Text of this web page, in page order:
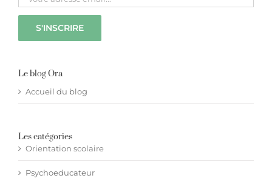
Hypnothérapie à distance
Espace membre
Facebook
Le blog Ora
Accueil du blog
Les catégories
Orientation scolaire
Psychoeducateur